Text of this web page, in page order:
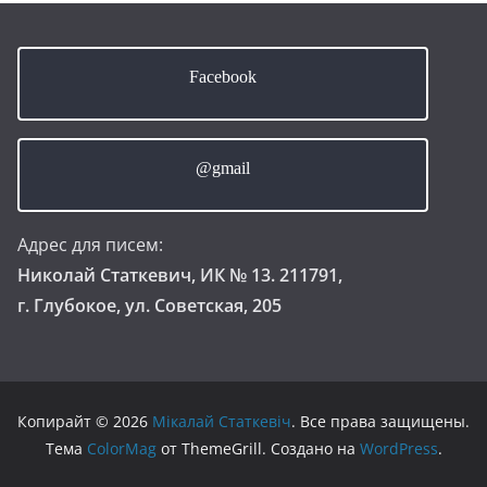
Facebook
@gmail
Адрес для писем:
Николай Статкевич, ИК № 13. 211791,
г. Глубокое, ул. Советская, 205
Копирайт © 2026 Мікалай Статкевіч. Все права защищены.
Тема ColorMagот ThemeGrill. Создано на WordPress.